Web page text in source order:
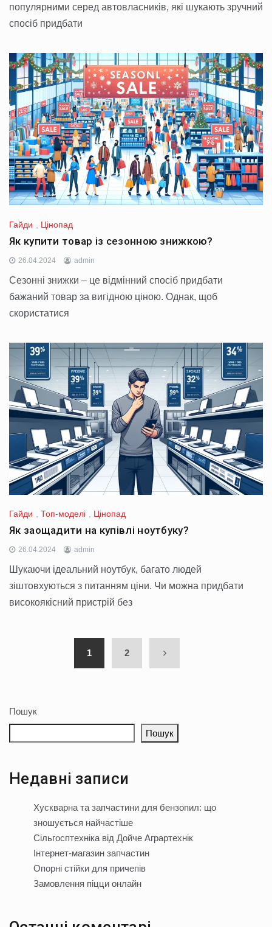
популярними серед автовласників, які шукають зручний
спосіб придбати
Гайди Цінопад
Як купити товар із сезонною знижкою?
26.04.2024 admin
Сезонні знижки – це відмінний спосіб придбати
бажаний товар за вигідною ціною. Однак, щоб
скористатися
Гайди Топ-моделі Цінопад
Як заощадити на купівлі ноутбуку?
26.04.2024 admin
Шукаючи ідеальний ноутбук, багато людей
зіштовхуються з питанням ціни. Чи можна придбати
високоякісний пристрій без
1 2
Пошук
Пошук
Недавні записи
Хускварна та запчастини для бензопил: що
зношується найчастіше
Сільгосптехніка від Дойче Аграртехнік
Інтернет-магазин запчастин
Опорні стійки для причепів
Замовлення піцци онлайн